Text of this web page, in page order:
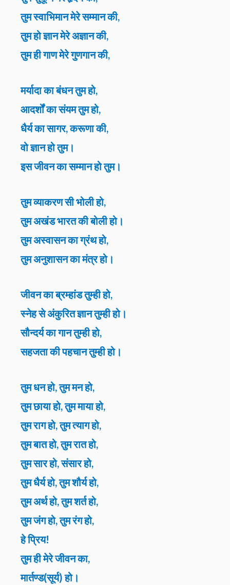
तुम स्वाभिमान मेरे सम्मान की,
तुम हो ज्ञान मेरे अज्ञान की,
तुम ही गाण मेरे गुणगान की,
मर्यादा का बंधन तुम हो,
आदर्शों का संयम तुम हो,
धैर्य का सागर, करूणा की,
वो ज्ञान हो तुम।
इस जीवन का सम्मान हो तुम।
तुम व्याकरण सी भोली हो,
तुम अखंड भारत की बोली हो।
तुम अस्वासन का ग्रंथ हो,
तुम अनुशासन का मंत्र हो।
जीवन का ब्रम्हांड तुम्ही हो,
स्नेह से अंकुरित ज्ञान तुम्ही हो।
सौन्दर्य का गान तुम्ही हो,
सहजता की पहचान तुम्ही हो।
तुम धन हो, तुम मन हो,
तुम छाया हो, तुम माया हो,
तुम राग हो, तुम त्याग हो,
तुम बात हो, तुम रात हो,
तुम सार हो, संसार हो,
तुम धैर्य हो, तुम शौर्य हो,
तुम अर्थ हो, तुम शर्त हो,
तुम जंग हो, तुम रंग हो,
हे प्रिय!
तुम ही मेरे जीवन का,
मार्तण्ड(सूर्य) हो।